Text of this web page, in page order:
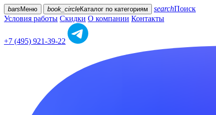
bars Меню book_circleКаталог по категориям searchПоиск
Условия работы Скидки О компании Контакты
+7 (495) 921-39-22